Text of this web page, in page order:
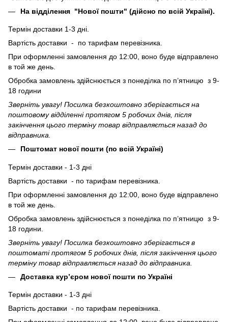
На відділення "Нової пошти" (дійсно по всій Україні).
Термін доставки 1-3 дні.
Вартість доставки - по тарифам перевізника.
При оформленні замовлення до 12:00, воно буде відправлено
в той же день.
Обробка замовлень здійснюється з понеділка по п’ятницю з 9-
18 години
Зверніть увагу! Посилка безкоштовно зберігається на
поштовому відділенні протягом 5 робочих днів, після
закінчення цього терміну товар відправляється назад до
відправника.
Поштомат нової пошти (по всій Україні)
Термін доставки - 1-3 дні
Вартість доставки - по тарифам перевізника.
При оформленні замовлення до 12:00, воно буде відправлено
в той же день.
Обробка замовлень здійснюється з понеділка по п’ятницю з 9-
18 години.
Зверніть увагу! Посилка безкоштовно зберігається в
поштоматі протягом 5 робочих днів, після закінчення цього
терміну товар відправляється назад до відправника.
Доставка кур’єром нової пошти по Україні
Термін доставки - 1-3 дні
Вартість доставки - по тарифам перевізника.